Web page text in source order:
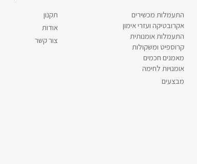
תקנון
אודות
צור קשר
התעמלות מכשירים
אקרובטיקה ועזרי אימון
התעמלות אומנותית
קרוספיט ומשקולות
מאמנים חכמים
אומנויות לחימה
מבצעים